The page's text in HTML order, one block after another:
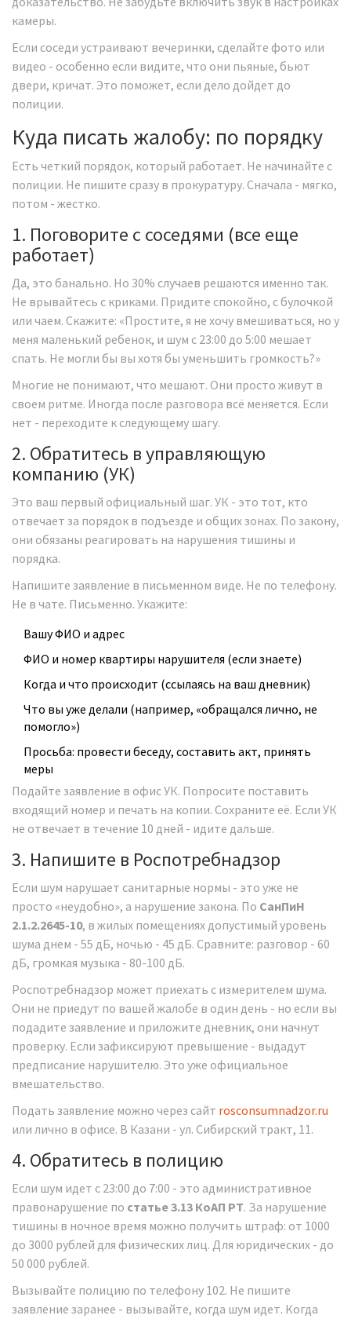
камеры.
Если соседи устраивают вечеринки, сделайте фото или
видео - особенно если видите, что они пьяные, бьют
двери, кричат. Это поможет, если дело дойдет до
полиции.
Куда писать жалобу: по порядку
Есть четкий порядок, который работает. Не начинайте с
полиции. Не пишите сразу в прокуратуру. Сначала - мягко,
потом - жестко.
1. Поговорите с соседями (все еще
работает)
Да, это банально. Но 30% случаев решаются именно так.
Не врывайтесь с криками. Придите спокойно, с булочкой
или чаем. Скажите: «Простите, я не хочу вмешиваться, но у
меня маленький ребенок, и шум с 23:00 до 5:00 мешает
спать. Не могли бы вы хотя бы уменьшить громкость?»
Многие не понимают, что мешают. Они просто живут в
своем ритме. Иногда после разговора всё меняется. Если
нет - переходите к следующему шагу.
2. Обратитесь в управляющую
компанию (УК)
Это ваш первый официальный шаг. УК - это тот, кто
отвечает за порядок в подъезде и общих зонах. По закону,
они обязаны реагировать на нарушения тишины и
порядка.
Напишите заявление в письменном виде. Не по телефону.
Не в чате. Письменно. Укажите:
Вашу ФИО и адрес
ФИО и номер квартиры нарушителя (если знаете)
Когда и что происходит (ссылаясь на ваш дневник)
Что вы уже делали (например, «обращался лично, не
помогло»)
Просьба: провести беседу, составить акт, принять
меры
Подайте заявление в офис УК. Попросите поставить
входящий номер и печать на копии. Сохраните её. Если УК
не отвечает в течение 10 дней - идите дальше.
3. Напишите в Роспотребнадзор
Если шум нарушает санитарные нормы - это уже не
просто «неудобно», а нарушение закона. По СанПиН
2.1.2.2645-10, в жилых помещениях допустимый уровень
шума днем - 55 дБ, ночью - 45 дБ. Сравните: разговор - 60
дБ, громкая музыка - 80-100 дБ.
Роспотребнадзор может приехать с измерителем шума.
Они не приедут по вашей жалобе в один день - но если вы
подадите заявление и приложите дневник, они начнут
проверку. Если зафиксируют превышение - выдадут
предписание нарушителю. Это уже официальное
вмешательство.
Подать заявление можно через сайт rosconsumnadzor.ru
или лично в офисе. В Казани - ул. Сибирский тракт, 11.
4. Обратитесь в полицию
Если шум идет с 23:00 до 7:00 - это административное
правонарушение по статье 3.13 КоАП РТ. За нарушение
тишины в ночное время можно получить штраф: от 1000
до 3000 рублей для физических лиц. Для юридических - до
50 000 рублей.
Вызывайте полицию по телефону 102. Не пишите
заявление заранее - вызывайте, когда шум идет. Когда